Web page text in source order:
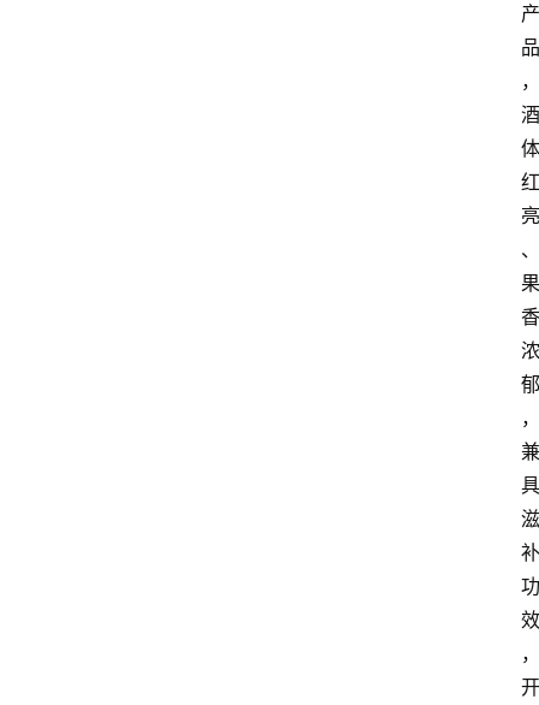
产
品
，
酒
体
红
亮
、
果
香
浓
郁
，
兼
具
滋
补
功
效
，
开